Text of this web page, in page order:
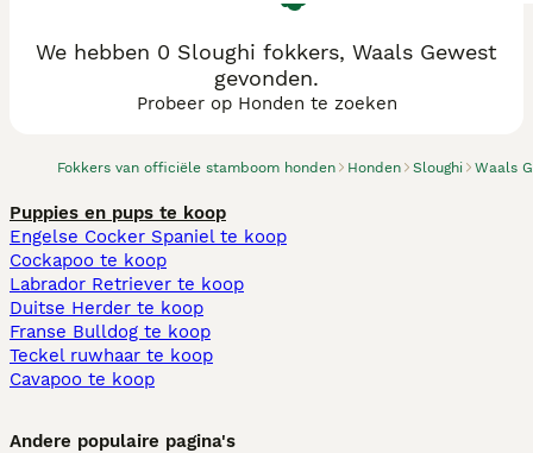
Fokkers van officiële stamboom honden Honden Sloughi Waals
We hebben 0 Sloughi fokkers, Waals Gewest
gevonden.
Probeer op Honden te zoeken
Puppies en pups te koop
Engelse Cocker Spaniel te koop
Cockapoo te koop
Labrador Retriever te koop
Duitse Herder te koop
Franse Bulldog te koop
Teckel ruwhaar te koop
Cavapoo te koop
Andere populaire pagina's